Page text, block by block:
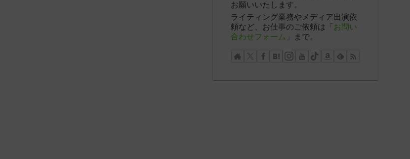
お願いいたします。
ライティング業務やメディア出演依
頼など、お仕事のご依頼は「 お問い
合わせフォーム 」まで。